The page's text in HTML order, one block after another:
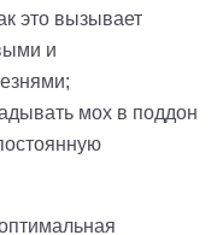
это вызывает
и
мох в поддон